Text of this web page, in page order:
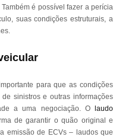
é possível fazer a perícia
suas condições estruturais, a
para que as condições
sinistros e outras informações
a uma negociação. O
laudo
de garantir o quão original e
emissão de ECVs – laudos que